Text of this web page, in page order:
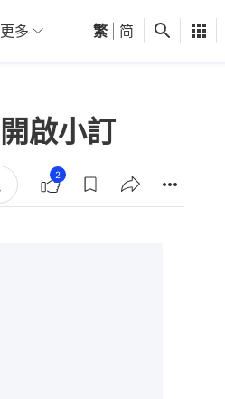
01深圳 觀點 健康
更多 繁 简
啟小訂
2